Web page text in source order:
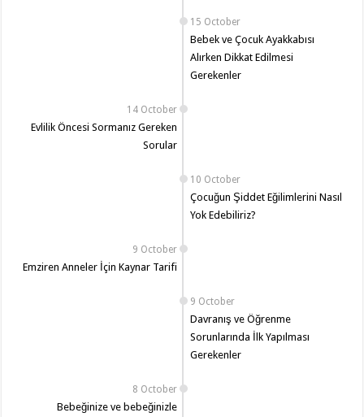
15 October
Bebek ve Çocuk Ayakkabısı
Alırken Dikkat Edilmesi
Gerekenler
14 October
Evlilik Öncesi Sormanız Gereken
Sorular
10 October
Çocuğun Şiddet Eğilimlerini Nasıl
Yok Edebiliriz?
9 October
Emziren Anneler İçin Kaynar Tarifi
9 October
Davranış ve Öğrenme
Sorunlarında İlk Yapılması
Gerekenler
8 October
Bebeğinize ve bebeğinizle